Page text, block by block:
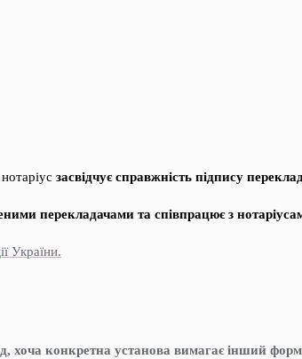
засвідчує справжність підпису
перекладачами та співпрацює з
України.
конкретна установа вимагає інший